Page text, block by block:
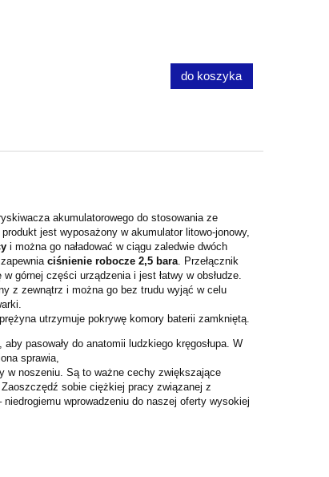
do koszyka
akumulatorowego do stosowania ze
jest wyposażony w akumulator litowo-jonowy,
i można go naładować w ciągu zaledwie dwóch
ciśnienie robocze 2,5 bara. Przełącznik
górnej części urządzenia i jest łatwy w obsłudze.
z zewnątrz i można go bez trudu wyjąć w celu
utrzymuje pokrywę komory baterii zamkniętą.
pasowały do anatomii ludzkiego kręgosłupa. W
sprawia,
w noszeniu. Są to ważne cechy zwiększające
sobie ciężkiej pracy związanej z
wprowadzeniu do naszej oferty wysokiej